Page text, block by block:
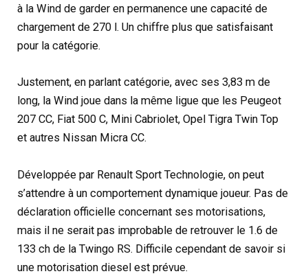
à la Wind de garder en permanence une capacité de
chargement de 270 l. Un chiffre plus que satisfaisant
pour la catégorie.
Justement, en parlant catégorie, avec ses 3,83 m de
long, la Wind joue dans la même ligue que les Peugeot
207 CC, Fiat 500 C, Mini Cabriolet, Opel Tigra Twin Top
et autres Nissan Micra CC.
Développée par Renault Sport Technologie, on peut
s’attendre à un comportement dynamique joueur. Pas de
déclaration officielle concernant ses motorisations,
mais il ne serait pas improbable de retrouver le 1.6 de
133 ch de la Twingo RS. Difficile cependant de savoir si
une motorisation diesel est prévue.